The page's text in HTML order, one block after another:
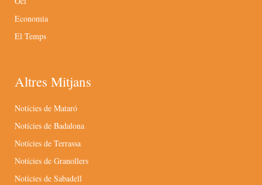
Economia
El Temps
Altres Mitjans
Notícies de Mataró
Notícies de Badalona
Notícies de Terrassa
Notícies de Granollers
Notícies de Sabadell